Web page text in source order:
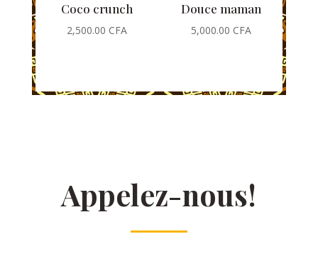
Coco crunch
2,500.00 CFA
Douce maman
5,000.00 CFA
Appelez-nous!